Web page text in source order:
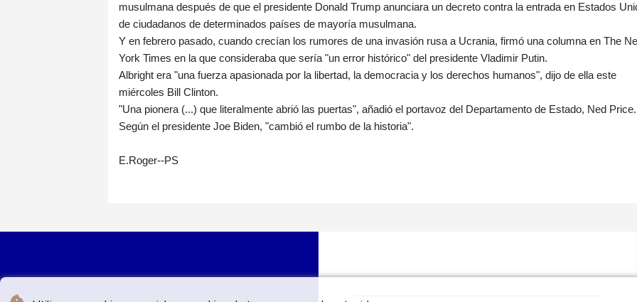
musulmana después de que el presidente Donald Trump anunciara un decreto contra la entrada en Estados
de ciudadanos de determinados países de mayoría musulmana.
Y en febrero pasado, cuando crecían los rumores de una invasión rusa a Ucrania, firmó una columna en The
York Times en la que consideraba que sería "un error histórico" del presidente Vladimir Putin.
Albright era "una fuerza apasionada por la libertad, la democracia y los derechos humanos", dijo de ella este
miércoles Bill Clinton.
"Una pionera (...) que literalmente abrió las puertas", añadió el portavoz del Departamento de Estado, Ned Price.
Según el presidente Joe Biden, "cambió el rumbo de la historia".
E.Roger--PS